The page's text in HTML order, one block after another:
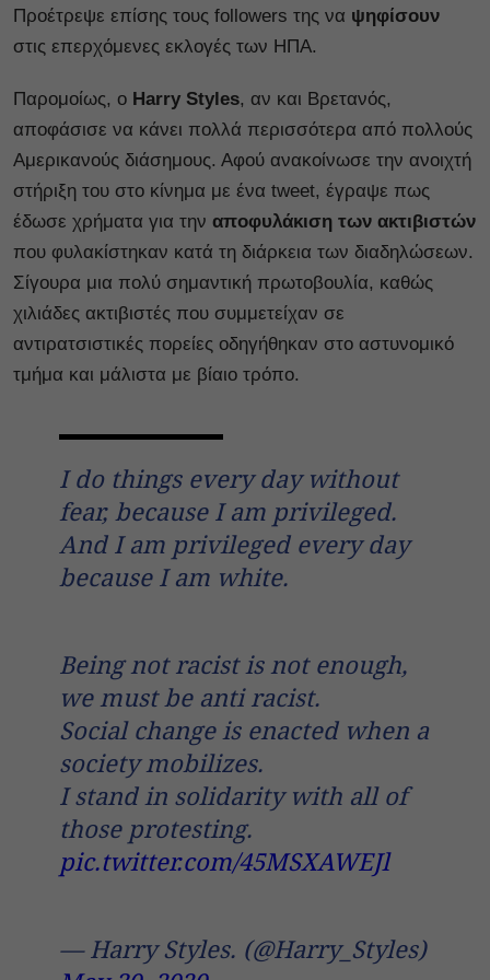
Προέτρεψε επίσης τους followers της να ψηφίσουν
στις επερχόμενες εκλογές των ΗΠΑ.
Παρομοίως, ο Harry Styles, αν και Βρετανός,
αποφάσισε να κάνει πολλά περισσότερα από πολλούς
Αμερικανούς διάσημους. Αφού ανακοίνωσε την ανοιχτή
στήριξη του στο κίνημα με ένα tweet, έγραψε πως
έδωσε χρήματα για την αποφυλάκιση των ακτιβιστών
που φυλακίστηκαν κατά τη διάρκεια των διαδηλώσεων.
Σίγουρα μια πολύ σημαντική πρωτοβουλία, καθώς
χιλιάδες ακτιβιστές που συμμετείχαν σε
αντιρατσιστικές πορείες οδηγήθηκαν στο αστυνομικό
τμήμα και μάλιστα με βίαιο τρόπο.
I do things every day without
fear, because I am privileged.
And I am privileged every day
because I am white.
Being not racist is not enough,
we must be anti racist.
Social change is enacted when a
society mobilizes.
I stand in solidarity with all of
those protesting.
pic.twitter.com/45MSXAWEJl
— Harry Styles. (@Harry_Styles)